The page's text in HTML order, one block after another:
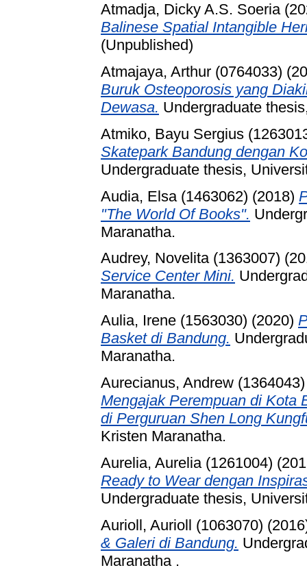
Atmadja, Dicky A.S. Soeria
Balinese Spatial Intangible
(Unpublished)
Atmajaya, Arthur (0764033)
Buruk Osteoporosis yang
Dewasa. Undergraduate
Atmiko, Bayu Sergius
Skatepark Bandung dengan
Undergraduate thesis,
Audia, Elsa (1463062) (2018)
"The World Of Books".
Maranatha.
Audrey, Novelita (1363007)
Service Center Mini.
Maranatha.
Aulia, Irene (1563030) (2020)
Basket di Bandung.
Maranatha.
Aurecianus, Andrew (1364043)
Mengajak Perempuan di Kota
di Perguruan Shen Long
Kristen Maranatha.
Aurelia, Aurelia (1261004)
Ready to Wear dengan
Undergraduate thesis,
Aurioll, Aurioll (1063070)
& Galeri di Bandung.
Maranatha .